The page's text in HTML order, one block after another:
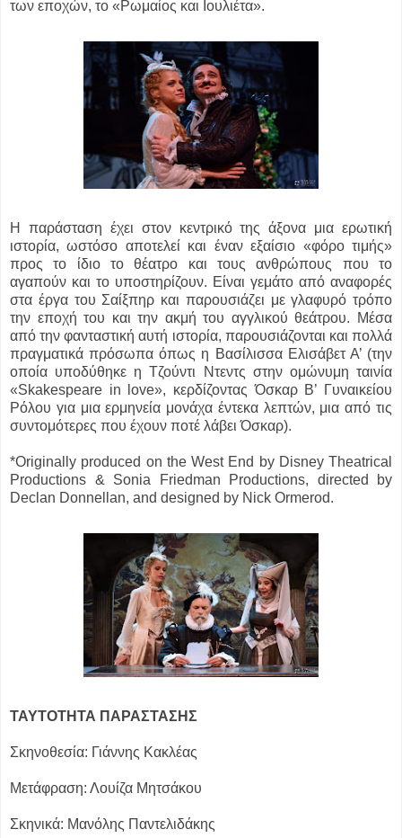
των εποχών, το «Ρωμαίος και Ιουλιέτα».
Η παράσταση έχει στον κεντρικό της άξονα μια ερωτική
ιστορία, ωστόσο αποτελεί και έναν εξαίσιο «φόρο τιμής»
προς το ίδιο το θέατρο και τους ανθρώπους που το
αγαπούν και το υποστηρίζουν. Είναι γεμάτο από αναφορές
στα έργα του Σαίξπηρ και παρουσιάζει με γλαφυρό τρόπο
την εποχή του και την ακμή του αγγλικού θεάτρου. Μέσα
από την φανταστική αυτή ιστορία, παρουσιάζονται και πολλά
πραγματικά πρόσωπα όπως η Βασίλισσα Ελισάβετ Α’ (την
οποία υποδύθηκε η Τζούντι Ντεντς στην ομώνυμη ταινία
«Skakespeare in love», κερδίζοντας Όσκαρ Β’ Γυναικείου
Ρόλου για μια ερμηνεία μονάχα έντεκα λεπτών, μια από τις
συντομότερες που έχουν ποτέ λάβει Όσκαρ).
*Originally produced on the West End by Disney Theatrical
Productions & Sonia Friedman Productions, directed by
Declan Donnellan, and designed by Nick Ormerod.
ΤΑΥΤΟΤΗΤΑ ΠΑΡΑΣΤΑΣΗΣ
Σκηνοθεσία: Γιάννης Κακλέας
Μετάφραση: Λουίζα Μητσάκου
Σκηνικά: Μανόλης Παντελιδάκης